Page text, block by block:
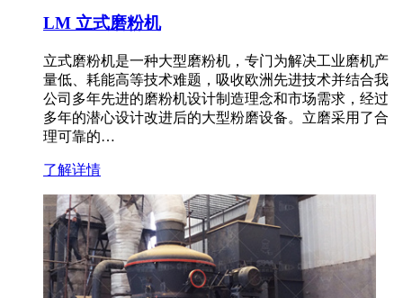
LM 立式磨粉机
立式磨粉机是一种大型磨粉机，专门为解决工业磨机产
量低、耗能高等技术难题，吸收欧洲先进技术并结合我
公司多年先进的磨粉机设计制造理念和市场需求，经过
多年的潜心设计改进后的大型粉磨设备。立磨采用了合
理可靠的…
了解详情